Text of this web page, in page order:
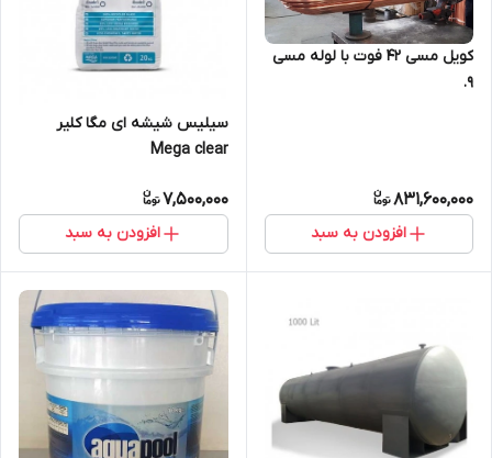
کویل مسی 42 فوت با لوله مسی
9.
831,600,000
افزودن به سبد
سیلیس شیشه ای مگا کلیر
Mega clear
7,500,000
افزودن به سبد